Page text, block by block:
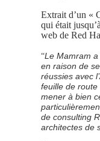
Extrait d’un «
qui était
web de Red
“Le Mamram a
en raison de
réussies avec
feuille de route
mener à bien
de consulting
architectes de